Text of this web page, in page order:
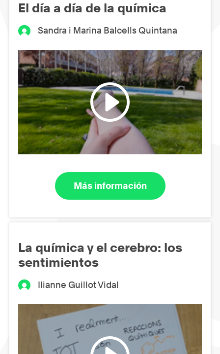
El día a día de la química
Sandra i Marina Balcells Quintana
Más información
La química y el cerebro: los
sentimientos
Ilianne Guillot Vidal